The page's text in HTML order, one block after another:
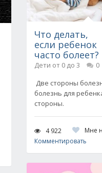
Что делать,
если ребенок
часто болеет?
Дети от 0 до 3
0
Две стороны
болезнь для
стороны.
4 922 Мне
Комментировать